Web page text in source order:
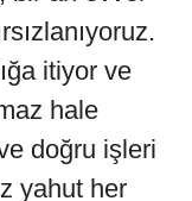
itiyor ve
hale
doğru işleri
yahut her